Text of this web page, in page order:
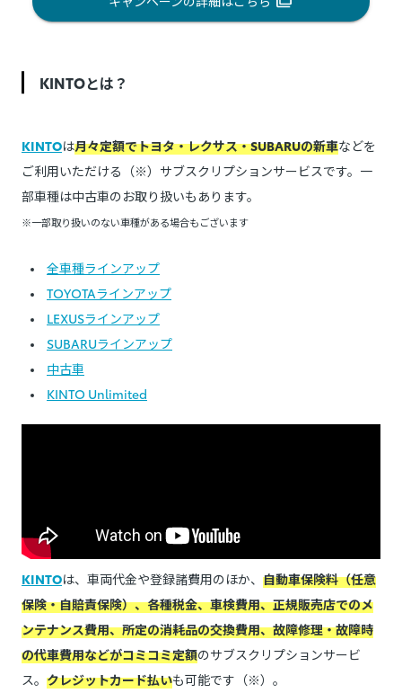
KINTOとは？
KINTOは月々定額でトヨタ・レクサス・SUBARUの新車などを
ご利用いただける（※）サブスクリプションサービスです。一
部車種は中古車のお取り扱いもあります。
※一部取り扱いのない車種がある場合もございます
全車種ラインアップ
TOYOTAラインアップ
LEXUSラインアップ
SUBARUラインアップ
中古車
KINTO Unlimited
KINTOは、車両代金や登録諸費用のほか、 自動車保険料（任意
保険・自賠責保険）、各種税金、車検費用、正規販売店でのメ
ンテナンス費用、所定の消耗品の交換費用、故障修理・故障時
の代車費用などがコミコミ定額のサブスクリプションサービ
ス。 クレジットカード払いも可能です（※）。